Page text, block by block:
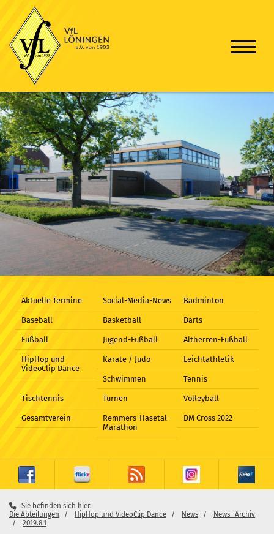
Aktuelle Termine Social-Media-News Badminton
Baseball Basketball Darts
Fußball Jugend-Fußball Altherren-Fußball
HipHop und
VideoClip Dance
Karate / Judo Leichtathletik
Schwimmen Tennis
Tischtennis Turnen Volleyball
Gesamtverein
Remmers-Hasetal-
Marathon
DM Cross 2022
Sie befinden sich hier:
Die Abteilungen
HipHop und VideoClip Dance News
News- Archiv
2019.8.1